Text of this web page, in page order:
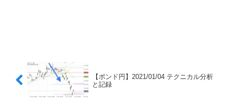
【ポンド円】2021/01/04 テクニカル分析
と記録